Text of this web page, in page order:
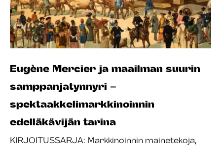
Eugène Mercier ja maailman suurin
samppanjatynnyri –
spektaakkelimarkkinoinnin
edelläkävijän tarina
KIRJOITUSSARJA: Markkinoinnin mainetekoja,